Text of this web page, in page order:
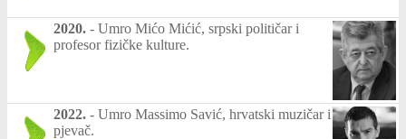
2020. - Umro Mićo Mićić, srpski političar i
profesor fizičke kulture.
2022. - Umro Massimo Savić, hrvatski muzičar i
pjevač.